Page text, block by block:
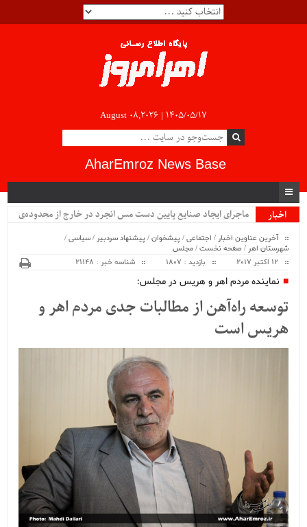
August 08,2026 | ۱۴۰۵/۰۵/۱۷
AharEmroz News Base
اخبار
ماجرای ایجاد صنایع پایین دست مس انجرد در خارج از محدوده‌ی
آخرین عناوین اخبار / اجتماعی/پیشخوان/پیشنهاد سردبیر /سیاسی/
شهرستان اهر /صفحه نخست/مجلس
12 اکتبر 2017
بازدید : 1807 شناسه خبر : 21148
نماینده مردم اهر و هریس در مجلس:
توسعه راه‌آهن از مطالبات جدی مردم اهر و
هریس است